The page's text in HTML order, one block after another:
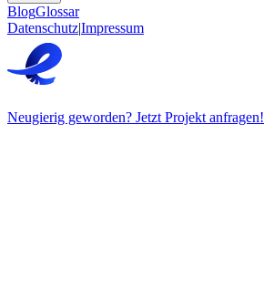
BlogGlossar
Datenschutz|Impressum
Neugierig geworden? Jetzt Projekt anfragen!